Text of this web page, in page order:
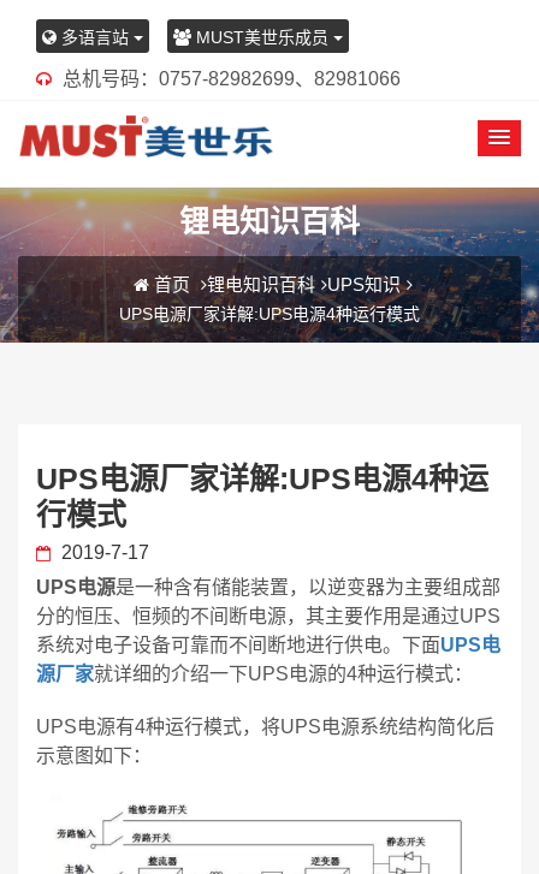
多语言站 MUST美世乐成员
总机号码：0757-82982699、82981066
锂电知识百科
首页 锂电知识百科 UPS知识
UPS电源厂家详解:UPS电源4种运行模式
UPS电源厂家详解:UPS电源4种运
行模式
2019-7-17
UPS电源是一种含有储能装置，以逆变器为主要组成部
分的恒压、恒频的不间断电源，其主要作用是通过UPS
系统对电子设备可靠而不间断地进行供电。下面UPS电
源厂家就详细的介绍一下UPS电源的4种运行模式：
UPS电源有4种运行模式，将UPS电源系统结构简化后
示意图如下：